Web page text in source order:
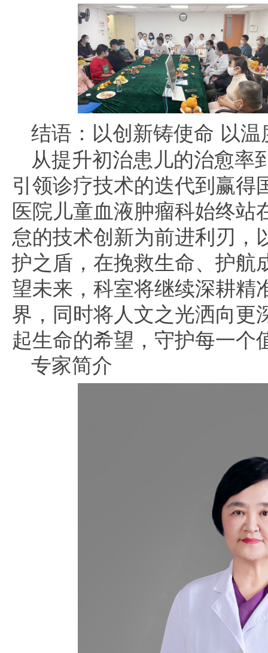
结语：以创新铸使命 以
从提升初治患儿的治愈率
引领诊疗技术的迭代到赢
医院儿童血液肿瘤科始终站
怠的技术创新为前进利刃，
护之盾，在挽救生命、护航
望未来，科室将继续深耕精
界，同时将人文之光洒向更
起生命的希望，守护每一个
专家简介